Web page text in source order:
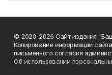
© 2020-2026 Сайт издания
Копирование информации
письменного согласия
Об использовании